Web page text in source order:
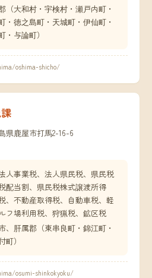
（大和村・宇検村・瀬戸内町・
・徳之島町・天城町・伊仙町・
・与論町）
oshima-shicho/
県鹿屋市打馬2-16-6
人事業税、法人県民税、県民税
配当割、県民税株式譲渡所得
、不動産取得税、自動車税、軽
フ場利用税、狩猟税、鉱区税
、肝属郡（東串良町・錦江町・
）
osumi-shinkokyoku/